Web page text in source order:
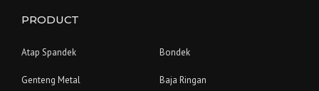
PRODUCT
Atap Spandek Bondek
Genteng Metal Baja Ringan